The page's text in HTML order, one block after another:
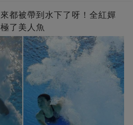
都被帶到水下了呀！全紅嬋
了美人魚